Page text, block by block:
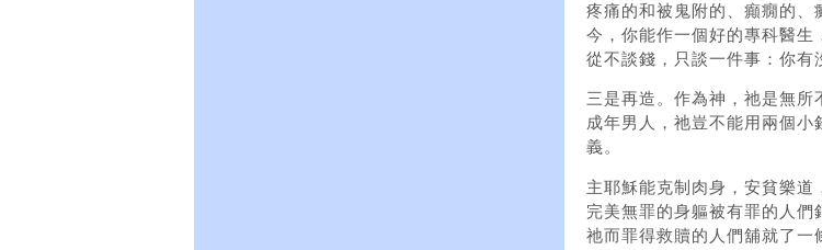
疼痛的和被鬼附的、癲癇的、
今，你能作一個好的專科醫生
從不談錢，只談一件事：你有
三是再造。作為神，祂是無所
成年男人，祂豈不能用兩個
義。
主耶穌能克制肉身，安貧樂
完美無罪的身軀被有罪的人
祂而罪得救贖的人們舖就了一